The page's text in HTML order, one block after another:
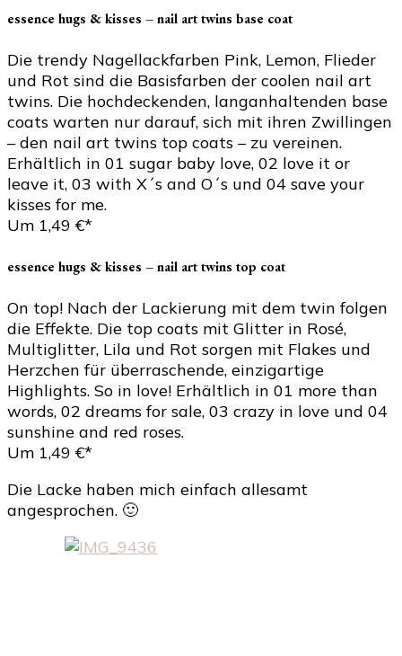
essence hugs & kisses – nail art twins base coat
Die trendy Nagellackfarben Pink, Lemon, Flieder
und Rot sind die Basisfarben der coolen nail art
twins. Die hochdeckenden, langanhaltenden base
coats warten nur darauf, sich mit ihren Zwillingen
– den nail art twins top coats – zu vereinen.
Erhältlich in 01 sugar baby love, 02 love it or
leave it, 03 with X´s and O´s und 04 save your
kisses for me.
Um 1,49 €*
essence hugs & kisses – nail art twins top coat
On top! Nach der Lackierung mit dem twin folgen
die Effekte. Die top coats mit Glitter in Rosé,
Multiglitter, Lila und Rot sorgen mit Flakes und
Herzchen für überraschende, einzigartige
Highlights. So in love! Erhältlich in 01 more than
words, 02 dreams for sale, 03 crazy in love und 04
sunshine and red roses.
Um 1,49 €*
Die Lacke haben mich einfach allesamt
angesprochen. 🙂